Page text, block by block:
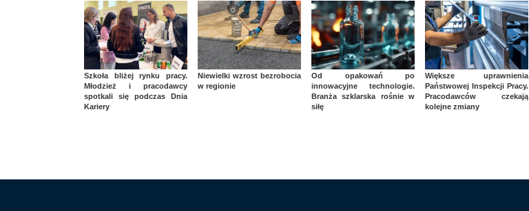
Szkoła bliżej rynku pracy.
Młodzież i pracodawcy
spotkali się podczas Dnia
Kariery
Niewielki wzrost bezrobocia
w regionie
Od opakowań po
innowacyjne technologie.
Branża szklarska rośnie w
siłę
Większe uprawnienia
Państwowej Inspekcji Pracy.
Pracodawców czekają
kolejne zmiany